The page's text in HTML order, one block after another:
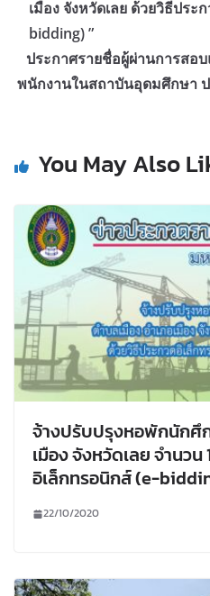
เมือง จังหวัดเลย ด้วยวิธีปร
bidding) ”
ประกาศรายชื่อผู้ผ่านการสอ
พนักงานในสถาบันอุดมศึกษา
You May Also
จ้างปรับปรุงหอพักนักศึ
เมือง จังหวัดเลย จำนว
อิเล็กทรอนิกส์ (e-
22/10/2020